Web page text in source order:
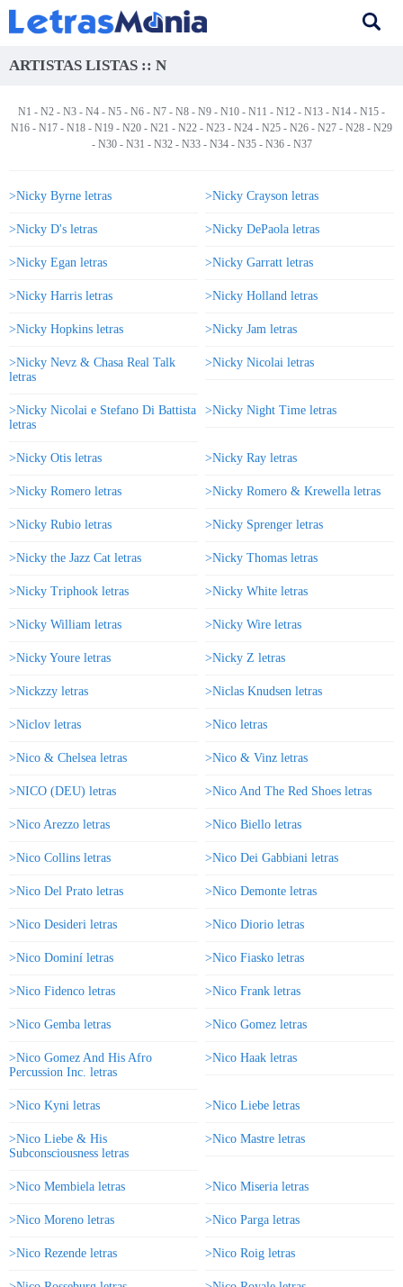
ARTISTAS LISTAS :: N
N1 - N2 - N3 - N4 - N5 - N6 - N7 - N8 - N9 - N10 - N11 - N12 - N13 - N14 - N15 -
N16 - N17 - N18 - N19 - N20 - N21 - N22 - N23 - N24 - N25 - N26 - N27 - N28 - N29
- N30- N31 - N32- N33- N34- N35- N36- N37
>Nicky Byrne letras >Nicky Crayson letras
>Nicky D's letras >Nicky DePaola letras
>Nicky Egan letras >Nicky Garratt letras
>Nicky Harris letras >Nicky Holland letras
>Nicky Hopkins letras >Nicky Jam letras
>Nicky Nevz & Chasa Real Talk
letras
>Nicky Nicolai letras
>Nicky Nicolai e Stefano Di Battista
letras
>Nicky Night Time letras
>Nicky Otis letras >Nicky Ray letras
>Nicky Romero letras >Nicky Romero & Krewella letras
>Nicky Rubio letras >Nicky Sprenger letras
>Nicky the Jazz Cat letras >Nicky Thomas letras
>Nicky Triphook letras >Nicky White letras
>Nicky William letras >Nicky Wire letras
>Nicky Youre letras >Nicky Z letras
>Nickzzy letras >Niclas Knudsen letras
>Niclov letras >Nico letras
>Nico & Chelsea letras >Nico & Vinz letras
>NICO (DEU) letras >Nico And The Red Shoes letras
>Nico Arezzo letras >Nico Biello letras
>Nico Collins letras >Nico Dei Gabbiani letras
>Nico Del Prato letras >Nico Demonte letras
>Nico Desideri letras >Nico Diorio letras
>Nico Dominí letras >Nico Fiasko letras
>Nico Fidenco letras >Nico Frank letras
>Nico Gemba letras >Nico Gomez letras
>Nico Gomez And His Afro
Percussion Inc. letras
>Nico Haak letras
>Nico Kyni letras >Nico Liebe letras
>Nico Liebe & His
Subconsciousness letras
>Nico Mastre letras
>Nico Membiela letras >Nico Miseria letras
>Nico Moreno letras >Nico Parga letras
>Nico Rezende letras >Nico Roig letras